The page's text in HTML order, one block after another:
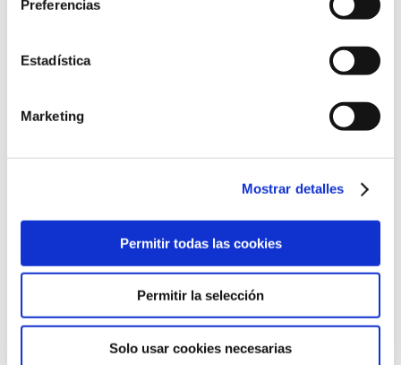
Preferencias
Estadística
Marketing
Mostrar detalles
Permitir todas las cookies
Permitir la selección
Solo usar cookies necesarias
¡Queremos estar contigo en el día más especial de tu vida!
todos y cada uno de los detalles para que sea un día inolvidable.
Ramos de novia, prendidos, ceremonia, comedor, vehículo,
tocados…Ven a vernos y nos pondremos en marcha para que
Todo Ceremonia Prendidos Ramos De Novia Vehículos